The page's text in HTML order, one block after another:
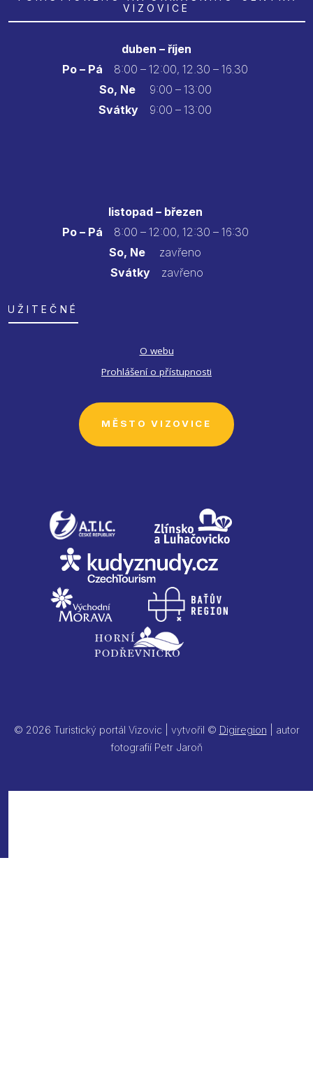
VIZOVICE
duben – říjen
Po – Pá
8:00 – 12:00, 12.30 – 16.30
So, Ne9:00 – 13:00
Svátky 9:00 – 13:00
listopad – březen
Po – Pá 8:00 – 12:00, 12:30 – 16:30
So, Ne zavřeno
Svátkyzavřeno
UŽITEČNÉ
O webu
Prohlášení o přístupnosti
MĚSTO VIZOVICE
© 2026 Turistický portál Vizovic | vytvořil © Digiregion | autor
fotografií Petr Jaroň